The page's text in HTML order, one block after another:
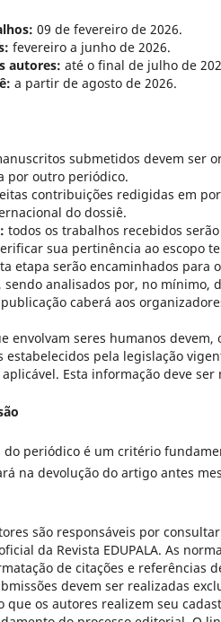
09 de fevereiro de 2026.
fevereiro a junho de 2026.
autores: até o final de julho de
a partir de agosto de 2026.
submetidos devem ser
por outro periódico.
contribuições redigidas em
do dossiê.
todos os trabalhos recebidos
sua pertinência ao escopo
etapa serão encaminhados para
, sendo analisados por, no mínimo,
caberá aos
envolvam seres humanos
estabelecidos pela legislação
aplicável. Esta informação deve
periódico é um critério
na devolução do artigo antes
são responsáveis por
da Revista EDUPALA. As
de citações e referências
devem ser realizadas
que os autores realizem seu